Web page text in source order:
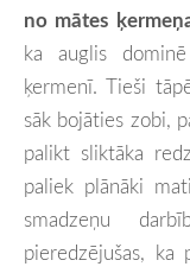
no mātes
ka auglis
ķermenī. Tieši
sāk bojāties zobi,
palikt sliktāka
paliek plānāki
smadzeņu
pieredzējušas, ka